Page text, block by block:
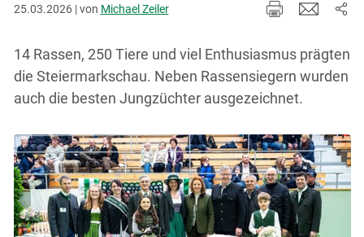
25.03.2026 | von Michael Zeiler
14 Rassen, 250 Tiere und viel Enthusiasmus prägten
die Steiermarkschau. Neben Rassensiegern wurden
auch die besten Jungzüchter ausgezeichnet.